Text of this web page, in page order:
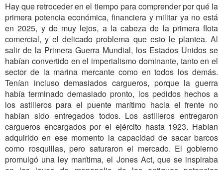
Hay que retroceder en el tiempo para comprender por qué la
primera potencia económica, financiera y militar ya no está
en 2025, y de muy lejos, a la cabeza de la primera flota
comercial, y el delicado problema que esto le plantea. Al
salir de la Primera Guerra Mundial, los Estados Unidos se
habían convertido en el imperialismo dominante, tanto en el
sector de la marina mercante como en todos los demás.
Tenían incluso demasiados cargueros, porque la guerra
había terminado demasiado pronto, los pedidos hechos a
los astilleros para el puente marítimo hacia el frente no
habían sido entregados todos. Los astilleros entregaron
cargueros encargados por el ejército hasta 1923. Habían
adquirido en ese momento la capacidad de sacar barcos
como rosquillas, pero saturaron el mercado. El gobierno
promulgó una ley marítima, el Jones Act, que se inspiraba